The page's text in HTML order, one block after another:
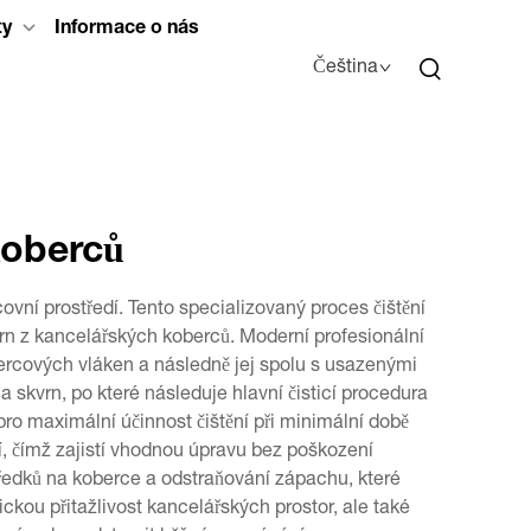
Informace o nás
Čeština
prostředí. Tento specializovaný proces čištění
z kancelářských koberců. Moderní profesionální
vláken a následně jej spolu s usazenými
skvrn, po které následuje hlavní čisticí procedura
maximální účinnost čištění při minimální době
zajistí vhodnou úpravu bez poškození
na koberce a odstraňování zápachu, které
přitažlivost kancelářských prostor, ale také